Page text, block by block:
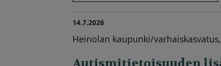
14.7.2026
Heinolan kaupunki/